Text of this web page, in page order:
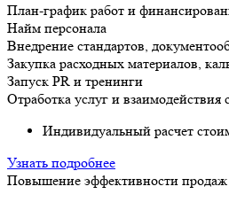
План-график работ и
Найм персонала
Внедрение стандартов,
Закупка расходных материалов,
Запуск PR и тренинги
Отработка услуг и взаимодействия
Индивидуальный расчет
Узнать подробнее
Повышение эффективности продаж